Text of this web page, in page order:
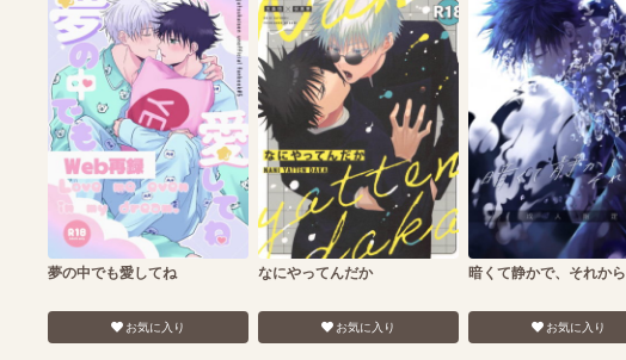
夢の中でも愛してね
お気に入り
なにやってんだか
お気に入り
暗くて静かで、それから
お気に入り